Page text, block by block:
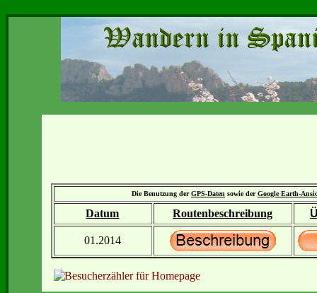
Die Benutzung derGPS-Daten sowie derGoogle Earth-
Datum Routenbeschreibung
01.2014